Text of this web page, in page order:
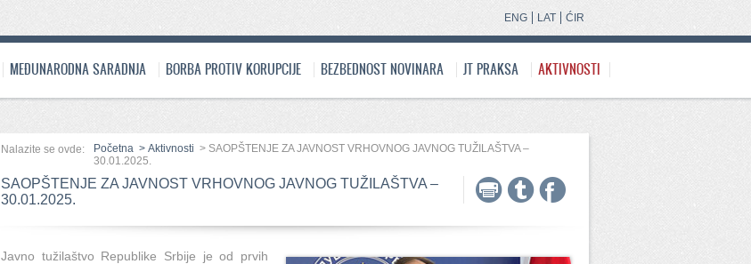
ĆIR
LAT
ENG
MEĐUNARODNA SARADNJA BORBA PROTIV KORUPCIJE BEZBEDNOST NOVINARA JT PRAKSA
AKTIVNOSTI
Nalazite se ovde: Početna > Aktivnosti > SAOPŠTENJE ZA JAVNOST VRHOVNOG JAVNOG TUŽILAŠTVA –
30.01.2025.
SAOPŠTENJE ZA JAVNOST VRHOVNOG JAVNOG TUŽILAŠTVA –
30.01.2025.
Javno tužilaštvo Republike Srbije je od prvih